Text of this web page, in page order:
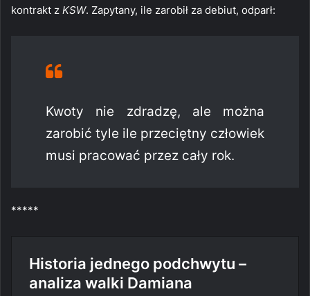
kontrakt z KSW. Zapytany, ile zarobił za debiut, odparł:
Kwoty nie zdradzę, ale można
zarobić tyle ile przeciętny człowiek
musi pracować przez cały rok.
*****